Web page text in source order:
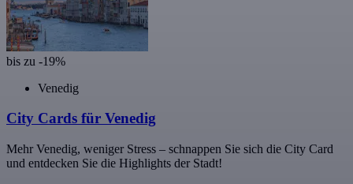
bis zu -19%
Venedig
City Cards für Venedig
Mehr Venedig, weniger Stress – schnappen Sie sich die City Card
und entdecken Sie die Highlights der Stadt!